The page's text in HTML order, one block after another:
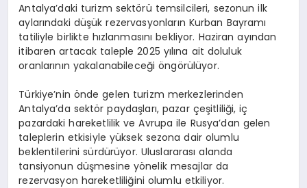
Antalya’daki turizm sektörü temsilcileri, sezonun ilk
aylarındaki düşük rezervasyonların Kurban Bayramı
tatiliyle birlikte hızlanmasını bekliyor. Haziran ayından
itibaren artacak taleple 2025 yılına ait doluluk
oranlarının yakalanabileceği öngörülüyor.
Türkiye’nin önde gelen turizm merkezlerinden
Antalya’da sektör paydaşları, pazar çeşitliliği, iç
pazardaki hareketlilik ve Avrupa ile Rusya’dan gelen
taleplerin etkisiyle yüksek sezona dair olumlu
beklentilerini sürdürüyor. Uluslararası alanda
tansiyonun düşmesine yönelik mesajlar da
rezervasyon hareketliliğini olumlu etkiliyor.